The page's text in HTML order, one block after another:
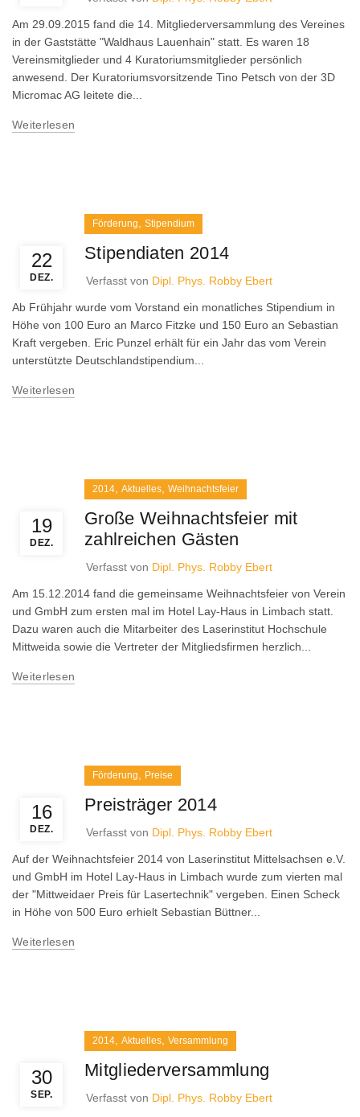
Am 29.09.2015 fand die 14. Mitgliederversammlung des Vereines
in der Gaststätte "Waldhaus Lauenhain" statt. Es waren 18
Vereinsmitglieder und 4 Kuratoriumsmitglieder persönlich
anwesend. Der Kuratoriumsvorsitzende Tino Petsch von der 3D
Micromac AG leitete die...
Weiterlesen
22
DEZ.
Förderung Stipendium
Stipendiaten 2014
Verfasst von Dipl. Phys. Robby Ebert
Ab Frühjahr wurde vom Vorstand ein monatliches Stipendium in
Höhe von 100 Euro an Marco Fitzke und 150 Euro an Sebastian
Kraft vergeben. Eric Punzel erhält für ein Jahr das vom Verein
unterstützte Deutschlandstipendium...
Weiterlesen
19
DEZ.
2014 Aktuelles Weihnachtsfeier
Große Weihnachtsfeier mit
zahlreichen Gästen
Verfasst von Dipl. Phys. Robby Ebert
Am 15.12.2014 fand die gemeinsame Weihnachtsfeier von Verein
und GmbH zum ersten mal im Hotel Lay-Haus in Limbach statt.
Dazu waren auch die Mitarbeiter des Laserinstitut Hochschule
Mittweida sowie die Vertreter der Mitgliedsfirmen herzlich...
Weiterlesen
16
DEZ.
Förderung Preise
Preisträger 2014
Verfasst von Dipl. Phys. Robby Ebert
Auf der Weihnachtsfeier 2014 von Laserinstitut Mittelsachsen e.V.
und GmbH im Hotel Lay-Haus in Limbach wurde zum vierten mal
der "Mittweidaer Preis für Lasertechnik" vergeben. Einen Scheck
in Höhe von 500 Euro erhielt Sebastian Büttner...
Weiterlesen
30
SEP.
2014 Aktuelles Versammlung
Mitgliederversammlung
Verfasst von Dipl. Phys. Robby Ebert